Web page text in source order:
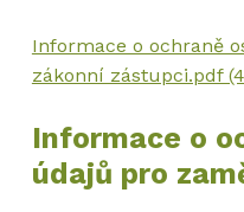
Informace o ochraně
zákonní zástupci.pdf
Informace o
údajů pro